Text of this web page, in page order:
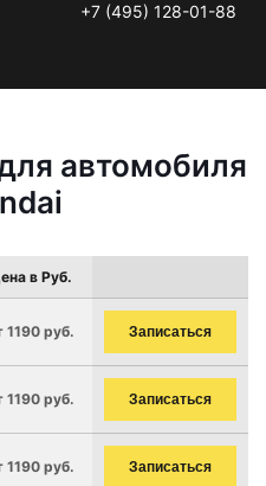
+7 (495) 128-01-88
автомобиля
в Руб.
1190 руб. Записаться
1190 руб. Записаться
1190 руб. Записаться